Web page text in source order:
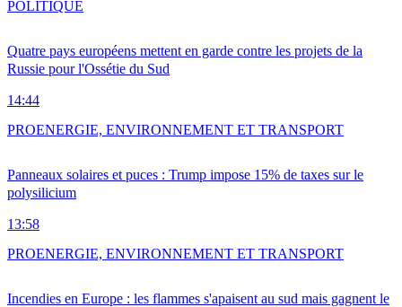
Quatre pays européens mettent en garde contre les projets de la
Russie pour l'Ossétie du Sud
14:44
POLITIQUE
Panneaux solaires et puces : Trump impose 15% de taxes sur le
polysilicium
13:58
PROENERGIE, ENVIRONNEMENT ET TRANSPORT
Incendies en Europe : les flammes s'apaisent au sud mais gagnent le
PROENERGIE, ENVIRONNEMENT ET TRANSPORT